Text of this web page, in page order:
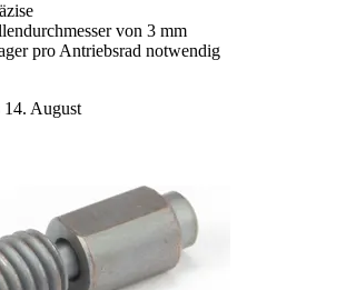
von 3 mm
pro Antriebsrad notwendig
14. August